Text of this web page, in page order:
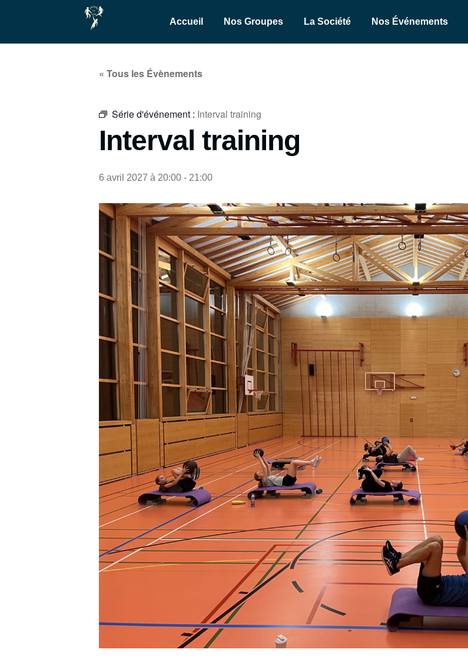
Accueil Nos Groupes La Société Nos Événements
« Tous les Évènements
Série d'événement : Interval training
Interval training
6 avril 2027 à 20:00 - 21:00